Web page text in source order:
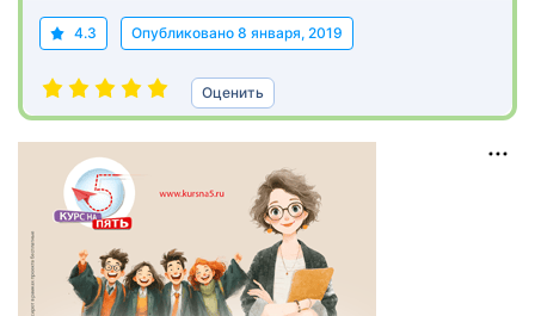
4.3 Опубликовано 8 января, 2019
Оценить